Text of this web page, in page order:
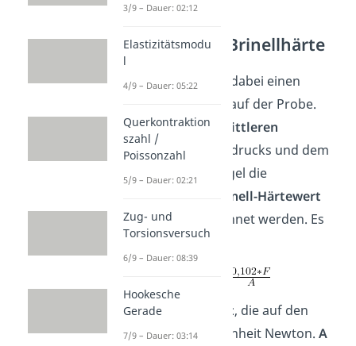
Die Formel der Brinellhärte
Die Kugel hinterlässt dabei einen
bleibenden Eindruck auf der Probe.
Nun kann aus dem
mittleren
Durchmesserdes Eindrucks und dem
Durchmesser der Kugel die
Brinell-Härtewert
HBWgenannt, berechnet werden. Es
gilt:
ist dieEindringkraft, die auf den
Körper wirkt in der Einheit Newton.A
3/9 – Dauer: 02:12
Elastizitätsmodu
l
4/9 – Dauer: 05:22
Querkontraktion
szahl /
Poissonzahl
5/9 – Dauer: 02:21
Zug- und
Torsionsversuch
6/9 – Dauer: 08:39
Hookesche
Gerade
7/9 – Dauer: 03:14